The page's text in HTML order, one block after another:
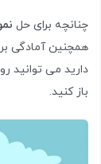
چنانچه برای حل
همچنین آمادگی
دارید می توانید
باز کنید.